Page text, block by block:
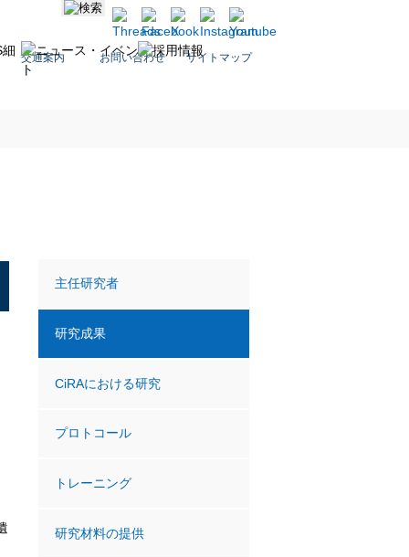
交通案内 お問い合わせ サイトマップ
主任研究者
研究成果
CiRAにおける研究
プロトコール
トレーニング
研究材料の提供